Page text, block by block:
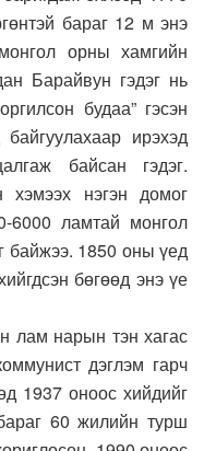
бараг 12 м энэ
орны хамгийн
Барайвун гэдэг нь
будаа” гэсэн
ирэхэд
байсан гэдэг.
хэмээх нэгэн домог
6000 ламтай монгол
байжээ. 1850 оны үед
бөгөөд энэ үе
лам нарын тэн хагас
дэглэм гарч
1937 оноос хийдийг
60 жилийн турш